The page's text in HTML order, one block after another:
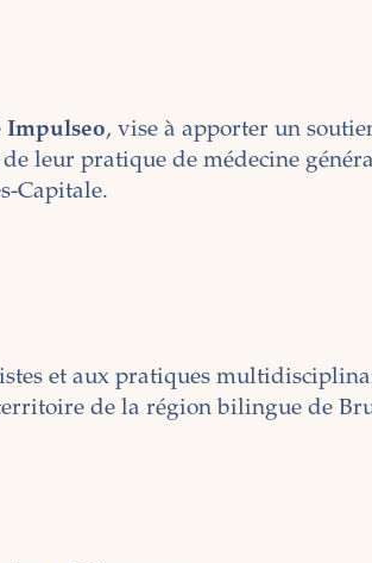
Impulseo, vise à apporter un
de leur pratique de médecine
Capitale.
et aux pratiques
de la région bilingue de